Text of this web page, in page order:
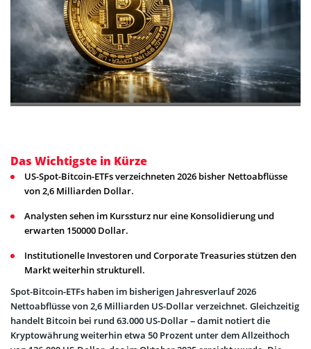
Das Wichtigste in Kürze
US-Spot-Bitcoin-ETFs verzeichneten 2026 bisher Nettoabflüsse
von 2,6 Milliarden Dollar.
Analysten sehen im Kurssturz nur eine Konsolidierung und
erwarten 150000 Dollar.
Institutionelle Investoren und Corporate Treasuries stützen den
Markt weiterhin strukturell.
Spot-Bitcoin-ETFs haben im bisherigen Jahresverlauf 2026
Nettoabflüsse von 2,6 Milliarden US-Dollar verzeichnet. Gleichzeitig
handelt Bitcoin bei rund 63.000 US-Dollar – damit notiert die
Kryptowährung weiterhin etwa 50 Prozent unter dem Allzeithoch